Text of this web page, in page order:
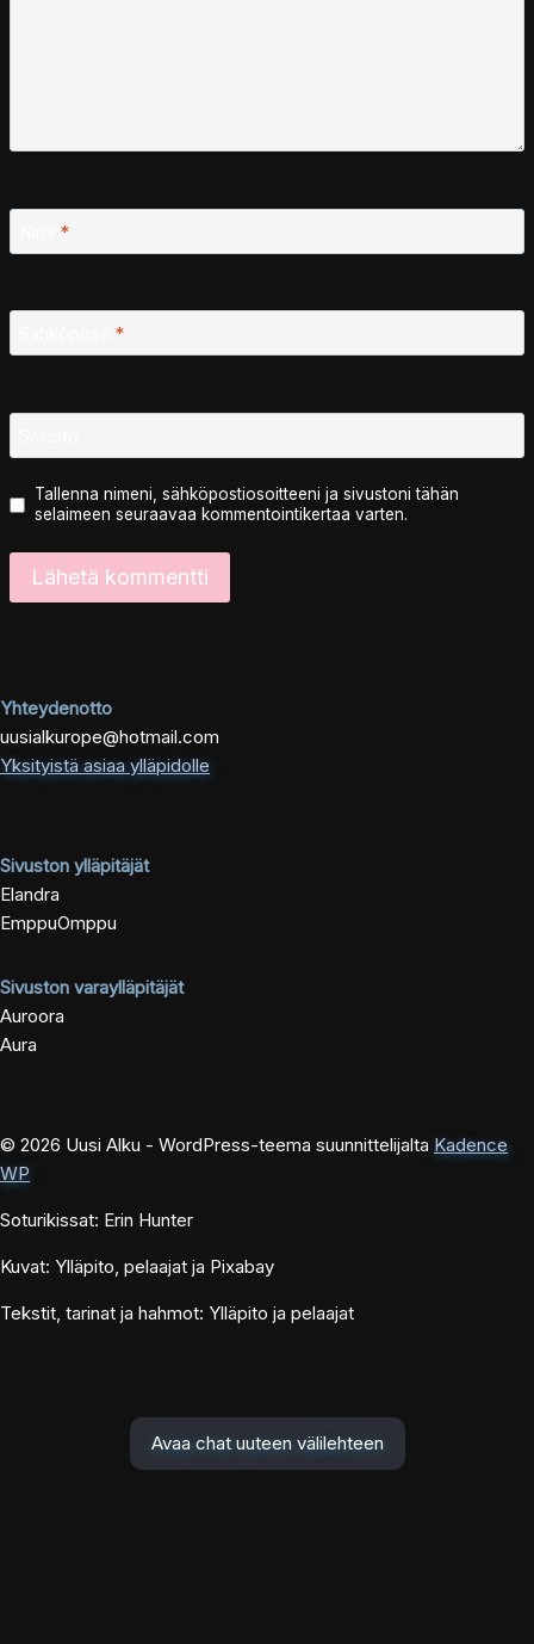
*
*
Tallenna nimeni, sähköpostiosoitteeni ja sivustoni tähän
selaimeen seuraavaa kommentointikertaa varten.
Yhteydenotto
uusialkurope@hotmail.com
Yksityistä asiaa ylläpidolle
Sivuston ylläpitäjät
Elandra
EmppuOmppu
Sivuston varaylläpitäjät
Auroora
Aura
© 2026 Uusi Alku - WordPress-teema suunnittelijalta Kadence
WP
Soturikissat: Erin Hunter
Kuvat: Ylläpito, pelaajat ja Pixabay
Tekstit, tarinat ja hahmot: Ylläpito ja pelaajat
Avaa chat uuteen välilehteen